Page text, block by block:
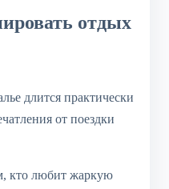
отдых
длится практически
от поездки
кто любит жаркую